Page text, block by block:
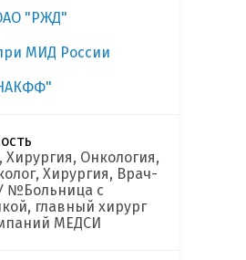
"РЖД"
МИД России
Хирургия, Онкология,
Хирургия, Врач-
№Больница с
главный хирург
МЕДСИ